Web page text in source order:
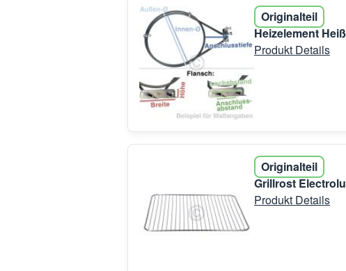
Originalteil
Heizelement
Produkt Details
Originalteil
Grillrost
Produkt Details